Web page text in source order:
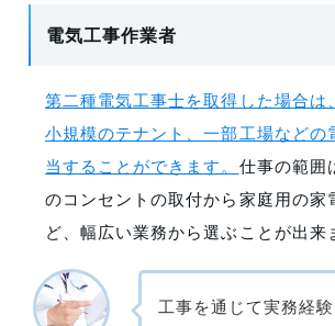
電気工事作業者
第二種電気工事士を取得した場合は
小規模のテナント、一部工場などの
当することができます。 仕事の範囲
のコンセントの取付から家庭用の家
ど、幅広い業務から選ぶことが出来
工事を通じて実務経